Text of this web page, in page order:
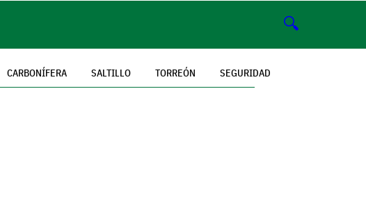
🔍
CARBONÍFERA SALTILLO TORREÓN SEGURIDAD